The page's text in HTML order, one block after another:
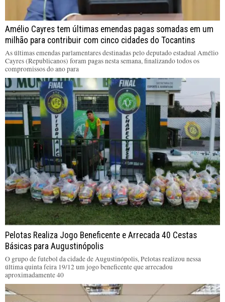
Amélio Cayres tem últimas emendas pagas somadas em um
milhão para contribuir com cinco cidades do Tocantins
As últimas emendas parlamentares destinadas pelo deputado estadual Amélio
Cayres (Republicanos) foram pagas nesta semana, finalizando todos os
compromissos do ano para
Pelotas Realiza Jogo Beneficente e Arrecada 40 Cestas
Básicas para Augustinópolis
O grupo de futebol da cidade de Augustinópolis, Pelotas realizou nessa
última quinta feira 19/12 um jogo beneficente que arrecadou
aproximadamente 40